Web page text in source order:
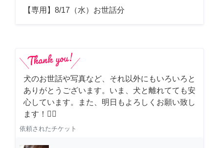
【専用】8/17（水）お世話分
犬のお世話や写真など、それ以外にもいろいろと
ありがとうございます。いま、犬と離れてても安
心しています。また、明日もよろしくお願い致し
ます！🙇‍♂️
依頼されたチケット